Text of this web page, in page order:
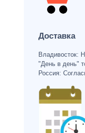
Доставка
Владивосток:
"День в день"
Россия: